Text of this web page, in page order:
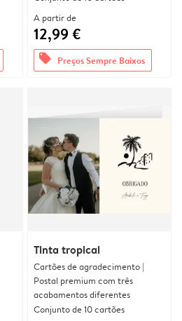
A partir de
12,99 €
offers Preços Sempre Baixos
Tinta tropical
Cartões de agradecimento |
Postal premium com três
acabamentos diferentes
Conjunto de 10 cartões